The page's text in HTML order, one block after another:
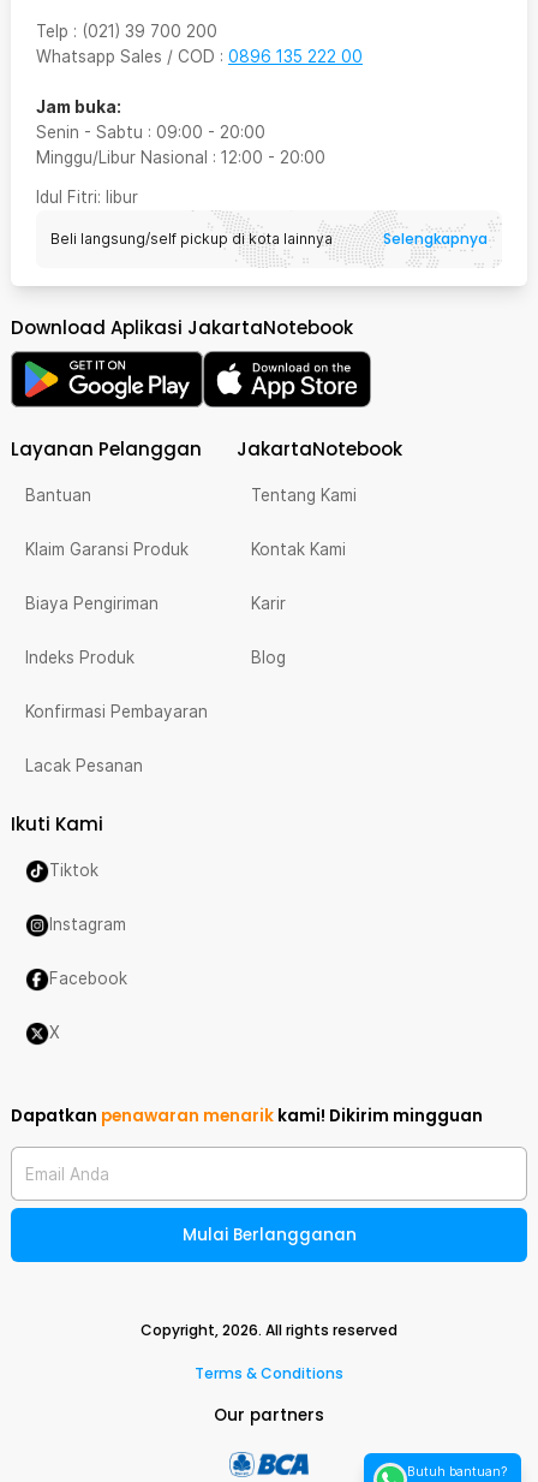
Telp : (021) 39 700 200
Whatsapp Sales / COD : 0896 135 222 00
Jam buka:
Senin - Sabtu : 09:00 - 20:00
Minggu/Libur Nasional : 12:00 - 20:00
Idul Fitri: libur
Beli langsung/self pickup di kota lainnya Selengkapnya
Download Aplikasi JakartaNotebook
Layanan Pelanggan
Bantuan
Klaim Garansi Produk
Biaya Pengiriman
Indeks Produk
Konfirmasi Pembayaran
Lacak Pesanan
JakartaNotebook
Tentang Kami
Kontak Kami
Karir
Blog
Ikuti Kami
Tiktok
Instagram
Facebook
X
Dapatkan penawaran menarik kami! Dikirim mingguan
Email Anda
Mulai Berlangganan
Copyright,2026. All rights reserved
Terms & Conditions
Our partners
Butuh bantuan?